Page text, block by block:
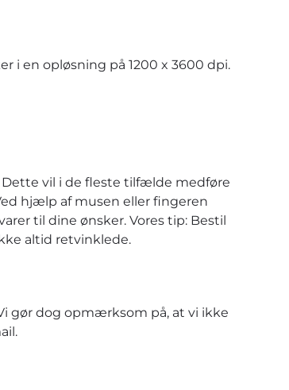
i en opløsning på 1200 x 3600 dpi.
Dette vil i de fleste tilfælde medføre
hjælp af musen eller fingeren
til dine ønsker. Vores tip: Bestil
altid retvinklede.
gør dog opmærksom på, at vi ikke